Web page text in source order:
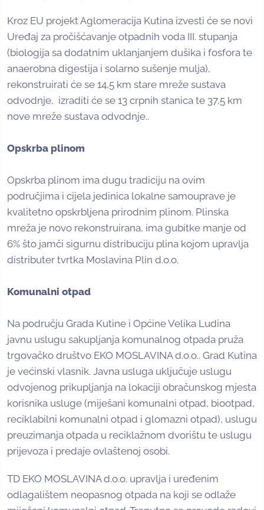
Kroz EU projekt Aglomeracija Kutina izvesti će se novi
Uređaj za pročišćavanje otpadnih voda III. stupanja
(biologija sa dodatnim uklanjanjem dušika i fosfora te
anaerobna digestija i solarno sušenje mulja),
rekonstruirati će se 14,5 km stare mreže sustava
odvodnje, izraditi će se 13 crpnih stanica te 37,5 km
nove mreže sustava odvodnje..
Opskrba plinom
Opskrba plinom ima dugu tradiciju na ovim
područjima i cijela jedinica lokalne samouprave je
kvalitetno opskrbljena prirodnim plinom. Plinska
mreža je novo rekonstruirana, ima gubitke manje od
6% što jamči sigurnu distribuciju plina kojom upravlja
distributer tvrtka Moslavina Plin d.o.o.
Komunalni otpad
Na području Grada Kutine i Općine Velika Ludina
javnu uslugu sakupljanja komunalnog otpada pruža
trgovačko društvo EKO MOSLAVINA d.o.o.. Grad Kutina
je većinski vlasnik. Javna usluga uključuje uslugu
odvojenog prikupljanja na lokaciji obračunskog mjesta
korisnika usluge (miješani komunalni otpad, biootpad,
reciklabilni komunalni otpad i glomazni otpad), uslugu
preuzimanja otpada u reciklažnom dvorištu te uslugu
prijevoza i predaje ovlaštenoj osobi.
TD EKO MOSLAVINA d.o.o. upravlja i uređenim
odlagalištem neopasnog otpada na koji se odlaže